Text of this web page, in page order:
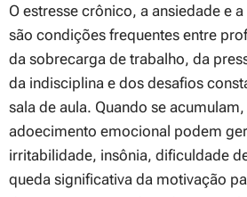
O estresse crônico, a ansiedade e
são condições frequentes entre
da sobrecarga de trabalho, da
da indisciplina e dos desafios
sala de aula. Quando se
adoecimento emocional podem
irritabilidade, insônia, dificuldade
queda significativa da motivação